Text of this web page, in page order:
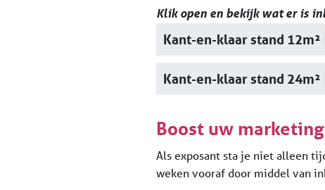
Klik open en bekijk wat er is
Kant-en-klaar stand 12m²
Kant-en-klaar stand 24m²
Boost uw marketing
Als exposant sta je niet alleen
weken vooraf door middel van